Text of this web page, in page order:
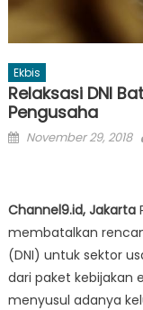
Ekbis
Relaksasi DNI
Pengusaha
Posted
November 29, 2018
Channel9.id, Jakarta
membatalkan
(DNI) untuk sektor
dari paket kebijakan
menyusul adanya